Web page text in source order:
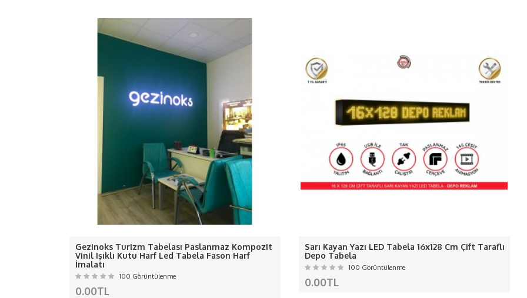
BU ÜRÜNDE NEDEN BİZİ TERCİH
- Ürünümüzde 1 değil 2 değil ledlerin akımı ölçülerek gerektiği kadar adaptör
-Dış ortam için arkası silikonla değil 10 mm dekota
-Ledlerimiz kalitelicanlı ışık veren sağlam
-Ledlerimizi kalkma yapmaması için arka plakaya
ÜRÜNÜMÜZ KALIP İMALATI DEĞİLDİR
ÖZEL ÇALIŞMALARINIZ İÇİN LÜTFEN
NOT:Kargo ve KDV fiyata dahil
Kargo kaynaklı gecikmelerden ve Kargo da oluşan
Almanya, Avusturya, Belçika, Bulgaristan, Hırvatistan, Danimarka, İspanya, Estonya, Finlandiya, Fransa,
Litvanya, Lüksemburg, Malta, Hollanda, Polonya, Portekiz, Çek Cumhuriyeti,
Gezinoks Turizm Tabelası Paslanmaz Kompozit
Vinil Işıklı Kutu Harf Led Tabela Fason Harf
İmalatı
100 Görüntülenme
0.00TL
Sarı Kayan Yazı LED Tabela 16x128 Cm Çift Taraflı
Depo Tabela
100 Görüntülenme
0.00TL